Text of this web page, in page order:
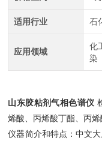
适用行业 石
应用领域
化
染
山东胶粘剂气相色谱仪
烯酸、丙烯酸丁酯、丙烯
仪器简介和特点：中文